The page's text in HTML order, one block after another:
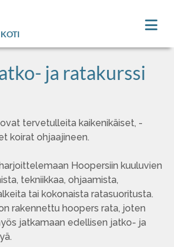
ja ratakurssi
tervetulleita kaikenikäiset, -
koirat ohjaajineen.
Hoopersiin kuuluvien
tekniikkaa, ohjaamista,
tai kokonaista ratasuoritusta.
rakennettu hoopers rata, joten
jatkamaan edellisen jatko- ja